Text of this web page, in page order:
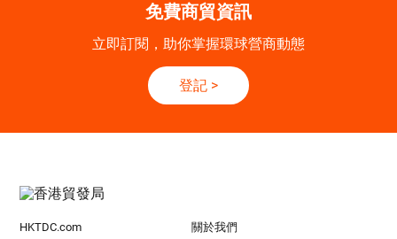
免費商貿資訊
立即訂閱，助你掌握環球營商動態
登記 >
HKTDC.com 關於我們